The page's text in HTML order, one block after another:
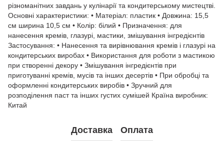
різноманітних завдань у кулінарії та кондитерському мистецтві.
Основні характеристики: • Матеріал: пластик • Довжина: 15,5
см ширина 10,5 см • Колір: білий • Призначення: для
нанесення кремів, глазурі, мастики, змішування інгредієнтів
Застосування: • Нанесення та вирівнювання кремів і глазурі на
кондитерських виробах • Використання для роботи з мастикою
при створенні декору • Змішування інгредієнтів при
приготуванні кремів, мусів та інших десертів • При обробці та
оформленні кондитерських виробів • Зручний для
розподілення паст та інших густих сумішей Країна виробник:
Китай
Доставка Оплата